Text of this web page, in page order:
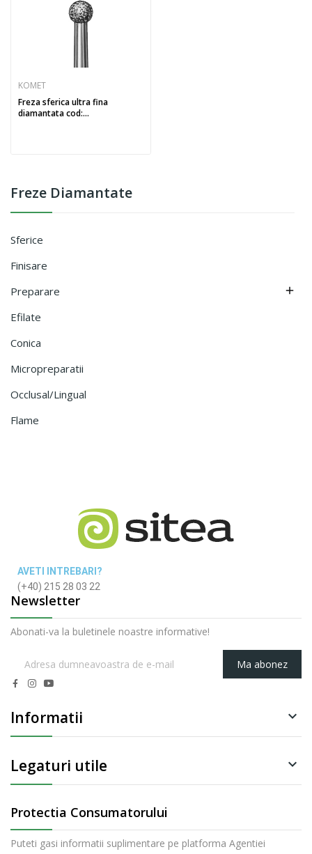
Freze Diamantate
Sferice
Finisare
Preparare

Efilate
Conica
Micropreparatii
Occlusal/lingual
Flame
KOMET
Freza sferica ultra fina
diamantata cod:...
AVETI INTREBARI?
(+40) 215 28 03 22
Newsletter
Abonati-va la buletinele noastre informative!
Ma abonez
Informatii 
Legaturi utile 
Protectia Consumatorului
Puteti gasi informatii suplimentare pe platforma Agentiei